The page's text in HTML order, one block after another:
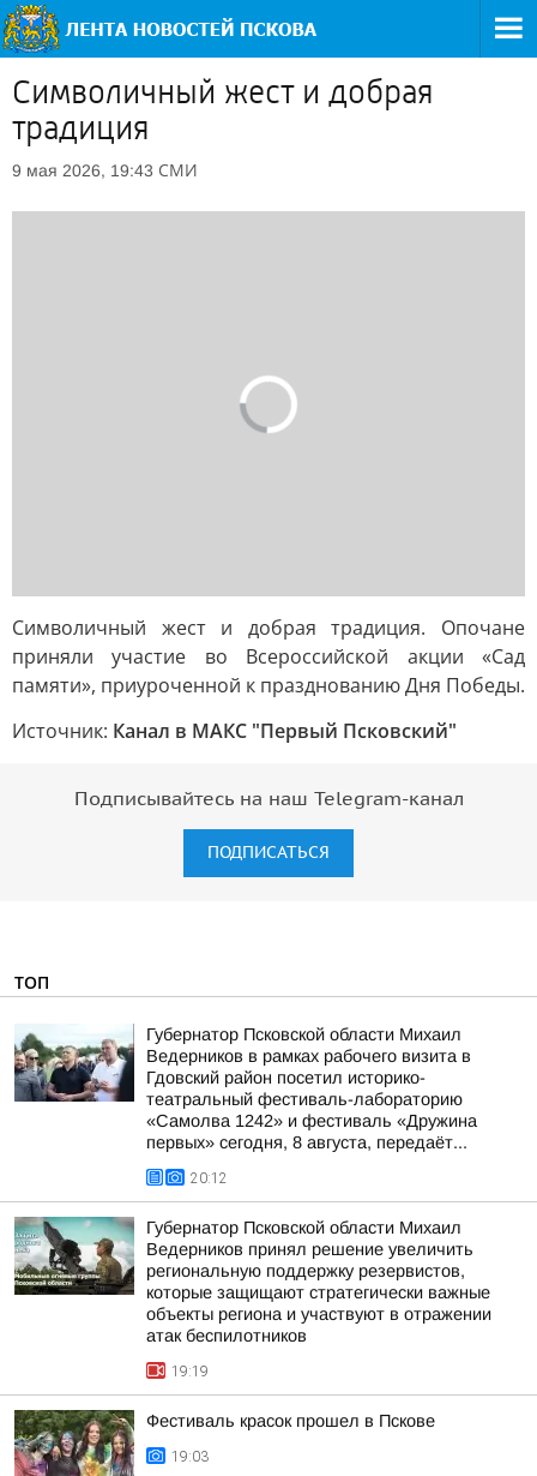
Символичный жест и добрая
традиция
9 мая 2026, 19:43 СМИ
Символичный жест и добрая традиция. Опочане
приняли участие во Всероссийской акции «Сад
памяти», приуроченной к празднованию Дня Победы.
Источник: Канал в МАКС "Первый Псковский"
Подписывайтесь на наш Telegram-канал
ПОДПИСАТЬСЯ
ТОП
Губернатор Псковской области Михаил
Ведерников в рамках рабочего визита в
Гдовский район посетил историко-
театральный фестиваль-лабораторию
«Самолва 1242» и фестиваль «Дружина
первых» сегодня, 8 августа, передаёт...
20:12
Губернатор Псковской области Михаил
Ведерников принял решение увеличить
региональную поддержку резервистов,
которые защищают стратегически важные
объекты региона и участвуют в отражении
атак беспилотников
19:19
Фестиваль красок прошел в Пскове
19:03